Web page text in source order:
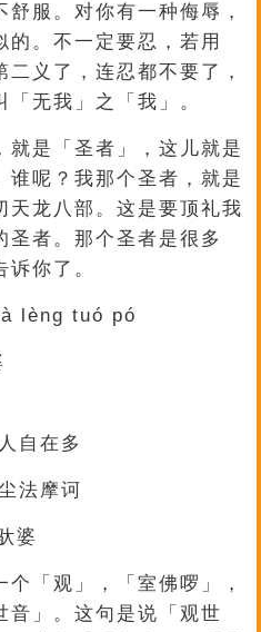
服。对你有一种侮辱，
的。不一定要忍，若用
二义了，连忍都不要了，
无我」之「我」。
就是「圣者」，这儿就是
谁呢？我那个圣者，就是
天龙八部。这是要顶礼我
圣者。那个圣者是很多
你了。
lèng tuó pó
自在多
法摩诃
婆
个「观」，「室佛啰」，
音」。这句是说「观世